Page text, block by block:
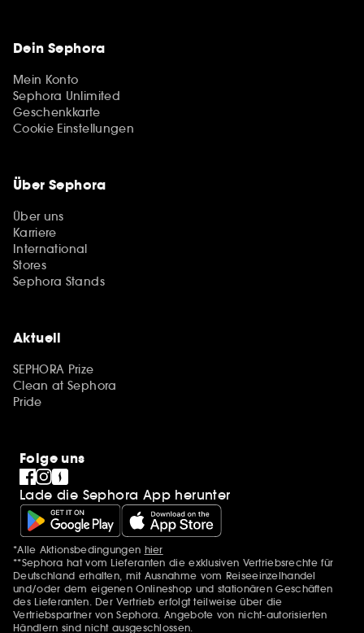
Dein Sephora
Mein Konto
Sephora Unlimited
Geschenkkarte
Cookie Einstellungen
Über Sephora
Über uns
Karriere
International
Stores
Sephora Stands
Aktuell
SEPHORA Prize
Clean at Sephora
Pride
Folge uns
Lade die Sephora App herunter
Zusätzlich Erwähnungen
*Alle Aktionsbedingungen hier
**Sephora hat vom Lieferanten die exklusiven Vertriebsrechte für
Deutschland erhalten, mit Ausnahme vom Reiseeinzelhandel
und/oder dem eigenen Onlineshop und stationären Geschäften
des Lieferanten. Der Vertrieb erfolgt teilweise über die
Vertriebspartner von Sephora. Angebote von nicht-autorisierten
Händlern sind nicht ausgeschlossen.